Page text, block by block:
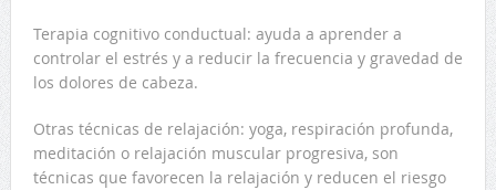
Terapia cognitivo conductual: ayuda a aprender a
controlar el estrés y a reducir la frecuencia y gravedad de
los dolores de cabeza.
Otras técnicas de relajación: yoga, respiración profunda,
meditación o relajación muscular progresiva, son
técnicas que favorecen la relajación y reducen el riesgo